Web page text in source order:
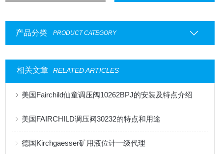
产品分类 PRODUCT CATEGORY
相关文章 RELATED ARTICLES
美国Fairchild仙童调压阀10262BPJ的安装及特点介绍
美国FAIRCHILD调压阀30232的特点和用途
德国Kirchgaesser矿用液位计一级代理